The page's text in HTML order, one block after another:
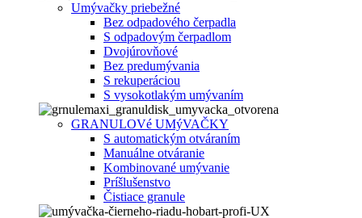
Umývačky priebežné
Bez odpadového čerpadla
S odpadovým čerpadlom
Dvojúrovňové
Bez predumývania
S rekuperáciou
S vysokotlakým umývaním
GRANULOVé UMýVAČKY
S automatickým otváraním
Manuálne otváranie
Kombinované umývanie
Príšlušenstvo
Čistiace granule